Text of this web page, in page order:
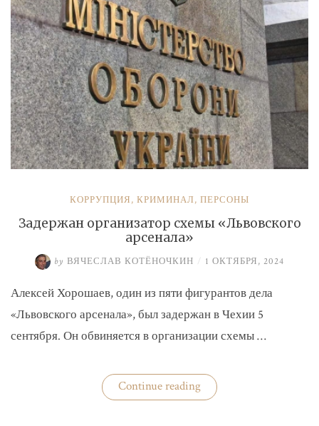
КОРРУПЦИЯ, КРИМИНАЛ, ПЕРСОНЫ
Задержан организатор схемы «Львовского
арсенала»
by ВЯЧЕСЛАВ КОТЁНОЧКИН / 1 ОКТЯБРЯ, 2024
Алексей Хорошаев, один из пяти фигурантов дела
«Львовского арсенала», был задержан в Чехии 5
сентября. Он обвиняется в организации схемы …
Continue reading«Задержан
организатор